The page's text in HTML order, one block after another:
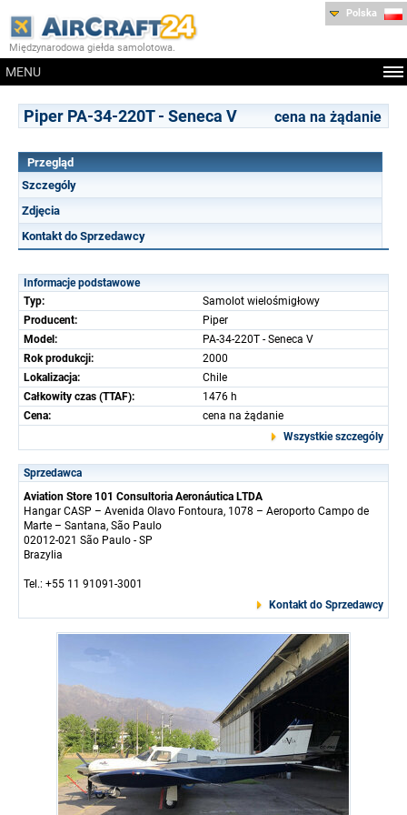
Międzynarodowa giełda samolotowa.
MENU
Polska
Piper PA-34-220T - Seneca V cena na żądanie
Przegląd
Szczególy
Zdjęcia
Kontakt do Sprzedawcy
Informacje podstawowe
Typ:
Samolot wielośmigłowy
Producent:
Piper
Model:
PA-34-220T - Seneca V
Rok produkcji:
2000
Lokalizacja:
Chile
Całkowity czas (TTAF):
1476 h
Cena:
cena na żądanie
Wszystkie szczególy
Sprzedawca
Aviation Store 101 Consultoria Aeronáutica LTDA
Hangar CASP – Avenida Olavo Fontoura, 1078 – Aeroporto Campo de
Marte – Santana, São Paulo
02012-021 São Paulo - SP
Brazylia
Tel.: +55 11 91091-3001
Kontakt do Sprzedawcy